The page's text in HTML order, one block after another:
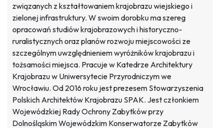
związanych z kształtowaniem krajobrazu wiejskiego i
zielonej infrastruktury. W swoim dorobku ma szereg
opracowań studiów krajobrazowych i historyczno-
ruralistycznych oraz planów rozwoju miejscowości ze
szczególnym uwzględnieniem wyróżników krajobrazu i
tożsamości miejsca. Pracuje w Katedrze Architektury
Krajobrazu w Uniwersytecie Przyrodniczym we
Wrocławiu. Od 2016 roku jest prezesem Stowarzyszenia
Polskich Architektów Krajobrazu SPAK. Jest członkiem
Wojewódzkiej Rady Ochrony Zabytków przy
Dolnośląskim Wojewódzkim Konserwatorze Zabytków